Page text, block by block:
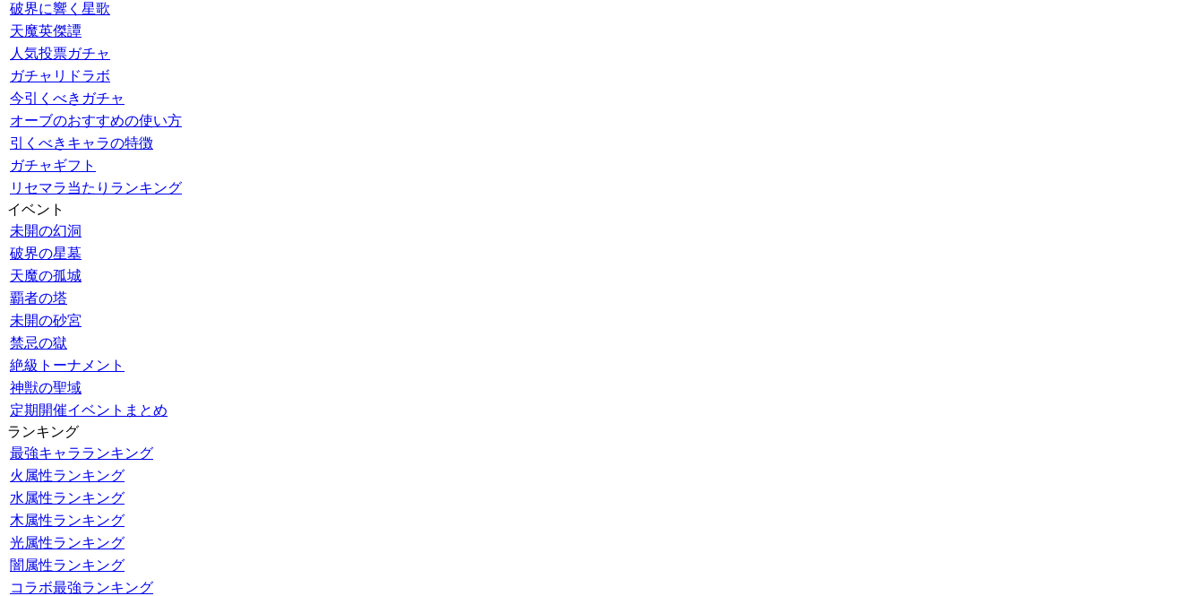
破界に響く星歌
天魔英傑譚
人気投票ガチャ
ガチャリドラボ
今引くべきガチャ
オーブのおすすめの使い方
引くべきキャラの特徴
ガチャギフト
リセマラ当たりランキング
イベント
未開の幻洞
破界の星墓
天魔の孤城
覇者の塔
未開の砂宮
禁忌の獄
絶級トーナメント
神獣の聖域
定期開催イベントまとめ
ランキング
最強キャラランキング
火属性ランキング
水属性ランキング
木属性ランキング
光属性ランキング
闇属性ランキング
コラボ最強ランキング